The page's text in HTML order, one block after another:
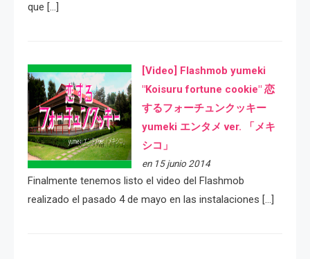
que […]
[Video] Flashmob yumeki
"Koisuru fortune cookie" 恋
するフォーチュンクッキー
yumeki エンタメ ver. 「メキ
シコ」
en 15 junio 2014
Finalmente tenemos listo el video del Flashmob
realizado el pasado 4 de mayo en las instalaciones […]